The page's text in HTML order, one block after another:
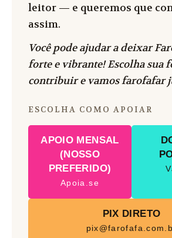
leitor — e queremos que
assim.
Você pode ajudar a deixar
forte e vibrante! Escolha sua
contribuir e vamos farofafar
ESCOLHA COMO APOIAR
APOIO MENSAL
(NOSSO
PREFERIDO)
Apoia.se
PIX DIRETO